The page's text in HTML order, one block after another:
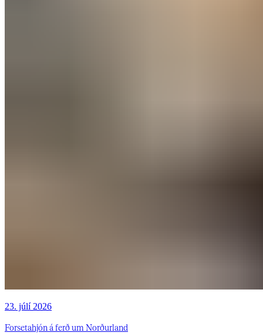
23. júlí 2026
Forsetahjón á ferð um Norðurland